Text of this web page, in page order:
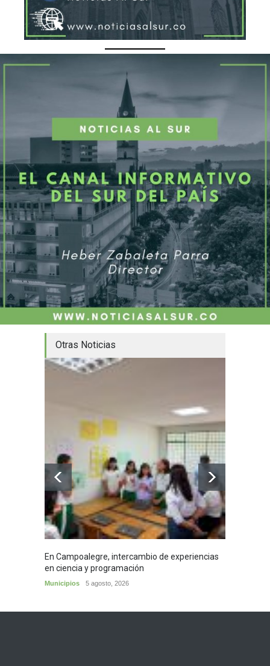
Otras Noticias
En Campoalegre, intercambio de experiencias
en ciencia y programación
Municipios 5 agosto, 2026